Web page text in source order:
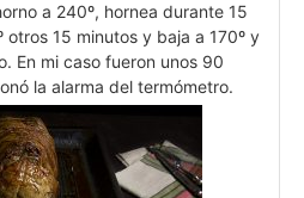
a 240º, hornea durante 15
otros 15 minutos y baja a 170º y
En mi caso fueron unos 90
la alarma del termómetro.